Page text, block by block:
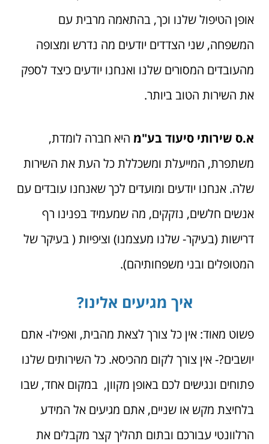
אופן הטיפול שלנו וכך, בהתאמה מרבית עם
המשפחה, שני הצדדים יודעים מה נדרש ומצופה
מהעובדים המסורים שלנו ואנחנו יודעים כיצד לספק
את השירות הטוב ביותר.
א.ס שירותי סיעוד בע"מ היא חברה לומדת,
משתפרת, המייעלת ומשכללת כל העת את השירות
שלה. אנחנו יודעים ומועדים לכך שאנחנו עובדים עם
אנשים חלשים, נזקקים, מה שמעמיד בפנינו רף
דרישות (בעיקר- שלנו מעצמנו) וציפיות ( בעיקר של
המטופלים ובני משפחותיהם).
איך מגיעים אלינו?
פשוט מאוד: אין כל צורך לצאת מהבית, ואפילו- אתם
יושבים?- אין צורך לקום מהכיסא. כל השירותים שלנו
פתוחים ונגישים לכם באופן מקוון, במקום אחד, שבו
בלחיצת מקש או שניים, אתם מגיעים אל המידע
הרלוונטי עבורכם ובתום תהליך קצר מקבלים את